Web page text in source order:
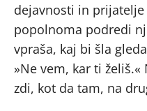
dejavnosti in
popolnoma podredi
vpraša, kaj bi šla
»Ne vem, kar ti
zdi, kot da tam, na